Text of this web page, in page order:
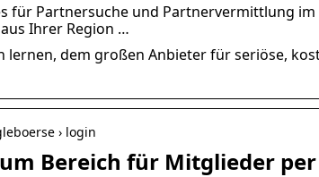
für Partnersuche und Partnervermittlung
Ihrer Region …
lernen, dem großen Anbieter für seriöse,
› login
Bereich für Mitglieder per